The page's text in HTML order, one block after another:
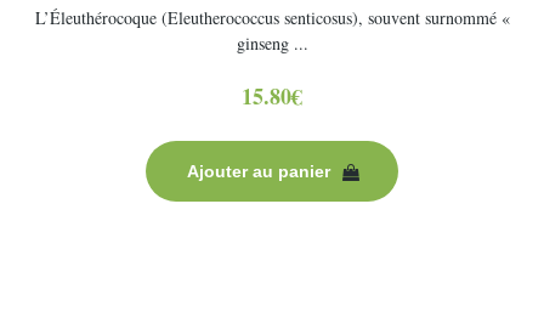
L’Éleuthérocoque (Eleutherococcus senticosus), souvent surnommé «
ginseng ...
15.80€
Ajouter au panier